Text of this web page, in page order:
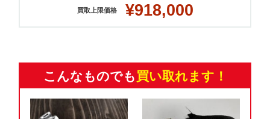
買取上限価格 ¥918,000
こんなものでも 買い取れます！